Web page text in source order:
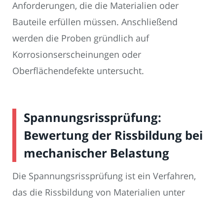
Anforderungen, die die Materialien oder
Bauteile erfüllen müssen. Anschließend
werden die Proben gründlich auf
Korrosionserscheinungen oder
Oberflächendefekte untersucht.
Spannungsrissprüfung:
Bewertung der Rissbildung bei
mechanischer Belastung
Die Spannungsrissprüfung ist ein Verfahren,
das die Rissbildung von Materialien unter